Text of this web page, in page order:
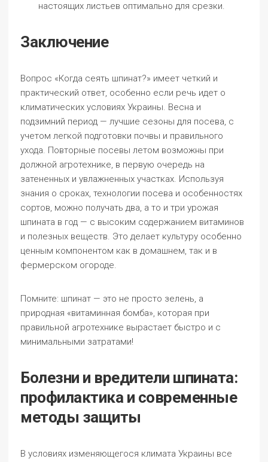
настоящих листьев оптимально для срезки.
Заключение
Вопрос «Когда сеять шпинат?» имеет четкий и
практический ответ, особенно если речь идет о
климатических условиях Украины. Весна и
подзимний период — лучшие сезоны для посева, с
учетом легкой подготовки почвы и правильного
ухода. Повторные посевы летом возможны при
должной агротехнике, в первую очередь на
затененных и увлажненных участках. Используя
знания о сроках, технологии посева и особенностях
сортов, можно получать два, а то и три урожая
шпината в год — с высоким содержанием витаминов
и полезных веществ. Это делает культуру особенно
ценным компонентом как в домашнем, так и в
фермерском огороде.
Помните: шпинат — это не просто зелень, а
природная «витаминная бомба», которая при
правильной агротехнике вырастает быстро и с
минимальными затратами!
Болезни и вредители шпината:
профилактика и современные
методы защиты
В условиях изменяющегося климата Украины все